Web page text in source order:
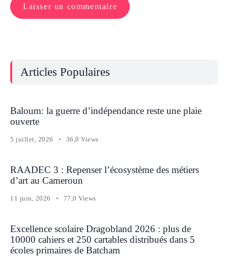
Articles Populaires
Baloum: la guerre d’indépendance reste une plaie
ouverte
5 juillet, 2026 36,0 Views
RAADEC 3 : Repenser l’écosystème des métiers
d’art au Cameroun
11 juin, 2026 77,0 Views
Excellence scolaire Dragobland 2026 : plus de
10000 cahiers et 250 cartables distribués dans 5
écoles primaires de Batcham